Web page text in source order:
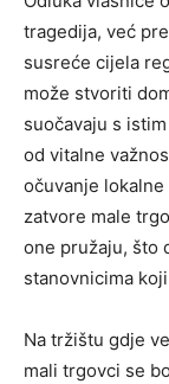
tragedija, već
susreće cijela
može stvoriti
suočavaju s
od vitalne
očuvanje
zatvore male
one pružaju, što
stanovnicima
Na tržištu gdje
mali trgovci se